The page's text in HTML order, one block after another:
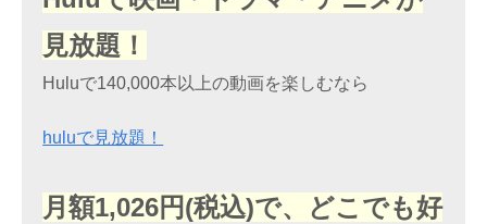
見放題！
Huluで140,000本以上の動画を楽しむなら
huluで見放題！
月額1,026円(税込)で、どこでも好